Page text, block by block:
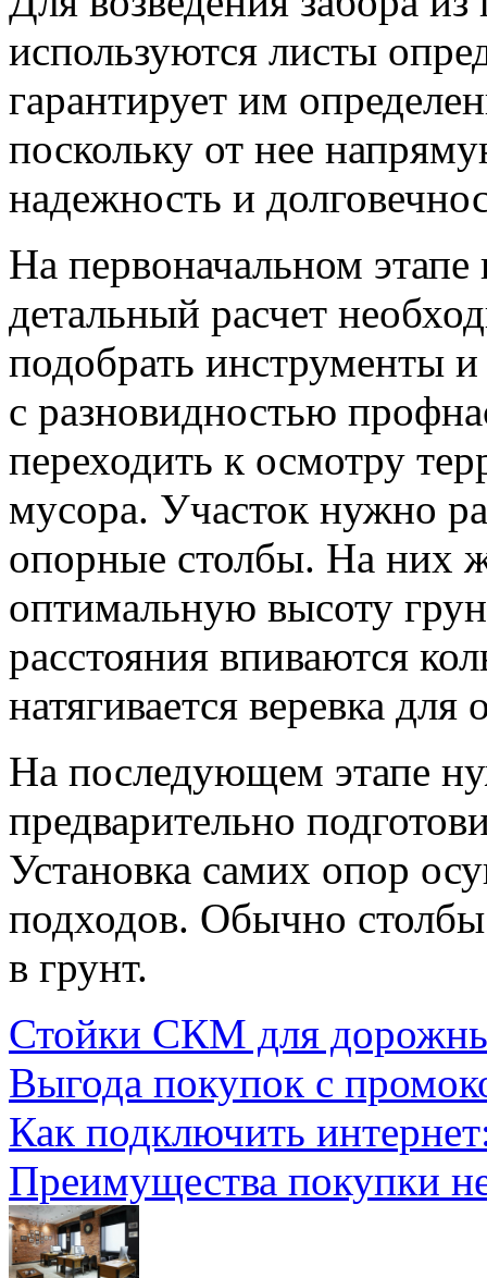
используются листы
гарантирует им
поскольку от нее
надежность и
На первоначальном
детальный расчет
подобрать инструменты
с разновидностью
переходить к осмотру
мусора. Участок нужно
опорные столбы. На них
оптимальную высоту
расстояния впиваются
натягивается веревка
На последующем этапе
предварительно
Установка самих опор
подходов. Обычно
в грунт.
Стойки СКМ для
Выгода покупок с
Как подключить
Преимущества покупки